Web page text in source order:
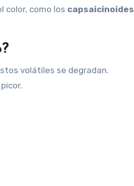
color, como los capsaicinoides
volátiles se degradan.